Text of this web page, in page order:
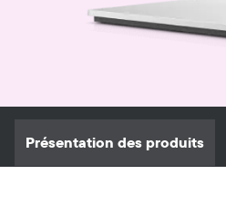
Présentation des produits